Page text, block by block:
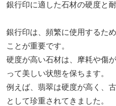
銀行印に適した石材の硬度と
銀行印は、頻繁に使用するた
ことが重要です。
硬度が高い石材は、摩耗や傷
って美しい状態を保ちます。
例えば、翡翠は硬度が高く、
として珍重されてきました。